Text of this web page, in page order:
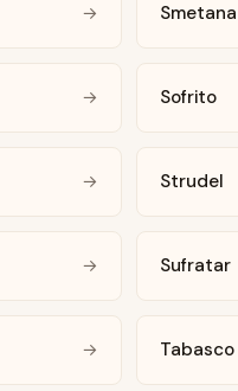
→
→ Sofrito
→ Strudel
→ Sufratar
→ Tabasco